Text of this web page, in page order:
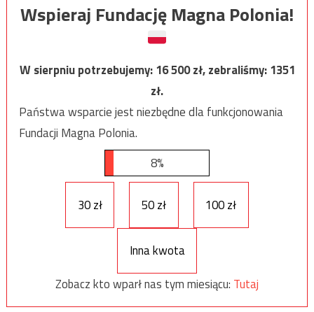
Wspieraj Fundację Magna Polonia!
W sierpniu potrzebujemy:16 500zł, zebraliśmy:1351
zł.
Państwa wsparcie jest niezbędne dla funkcjonowania
Fundacji Magna Polonia.
8%
30 zł 50 zł 100 zł
Inna kwota
Zobacz kto wparł nas tym miesiącu: Tutaj